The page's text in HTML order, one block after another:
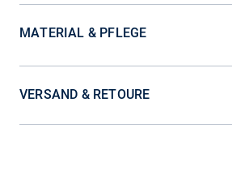
MATERIAL & PFLEGE
VERSAND & RETOURE